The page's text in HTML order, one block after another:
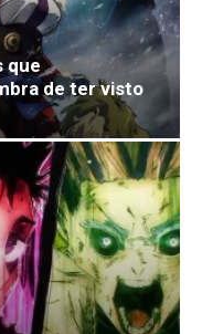
que
de ter visto